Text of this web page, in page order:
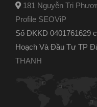
181 Nguyễn Tri
Profile SEOViP
Số ĐKKD 0401761629
Hoạch Và Đầu Tư TP
THANH